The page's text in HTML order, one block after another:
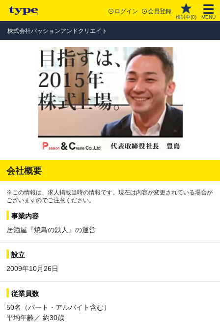
ログイン 会員登録
検討中(0) MENU
株式会社パッションアンドクリエイト
会社概要
※この情報は、求人掲載当時の情報です。現在は内容が変更されている場合が
ございますのでご注意ください。
事業内容
居酒屋『焼鳥の鉄人』の運営
設立
2009年10月26日
従業員数
50名（パート・アルバイト含む）
平均年齢／ 約30歳